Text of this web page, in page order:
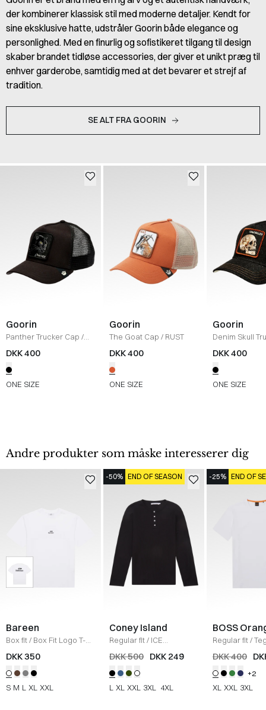
der kombinerer klassisk stil med moderne detaljer. Kendt for
sine eksklusive hatte, udstråler Goorin både elegance og
personlighed. Med en finurlig og sofistikeret tilgang til design
skaber brandet tidløse accessories, der giver et unikt præg til
enhver garderobe, samtidig med at det bevarer et strejf af
tradition.
SE ALT FRA GOORIN
Goorin
Panther Trucker Cap /
BLACK/BLACK
DKK 400
ONE SIZE
Goorin
The Goat Cap / RUST
DKK 400
ONE SIZE
Goorin
Denim Skull
/DARK DENIM
DKK 400
ONE SIZE
Andre produkter som måske interesserer dig
Bareen
Box fit/ Box Fit Logo T-
shirt /WHITE
DKK 350
S M L XL XXL
-50% END OF SEASON
Coney Island
Regular fit/ ICE
Sweatshirt
/BLACK
DKK 500 DKK 249
L XL XXL 3XL 4XL
-25% END OF
BOSS
Regular fit/
Shirt
HVID
DKK 400
+2
XL XXL 3XL